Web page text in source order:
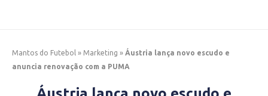
Mantos do Futebol » Marketing » Áustria lança novo escudo e
anuncia renovação com a PUMA